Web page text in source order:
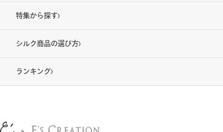
特集から探す
シルク商品の選び方
ランキング